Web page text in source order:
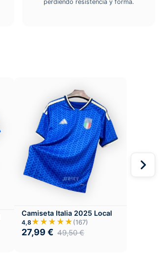
perdiendo resistencia y forma.
Camiseta Italia 2025 Local
4,8 ★★★★★(167)
27,99 € 49,50€